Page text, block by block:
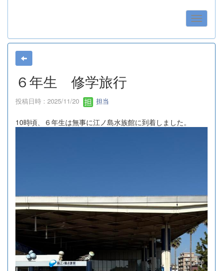
６年生 修学旅行
投稿日時 : 2025/11/20 担当
10時頃、６年生は無事に江ノ島水族館に到着しました。